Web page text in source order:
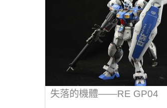
失落的機體——RE GP04